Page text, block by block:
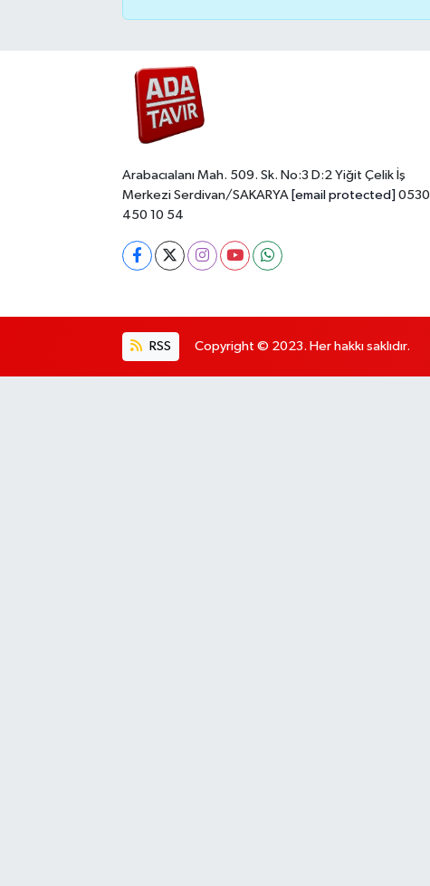
Arabacıalanı Mah. 509. Sk. No:3 D:2 Yiğit Çelik İş
Merkezi Serdivan/SAKARYA [email protected] 0530
450 10 54
RSS Copyright © 2023. Her hakkı saklıdır.